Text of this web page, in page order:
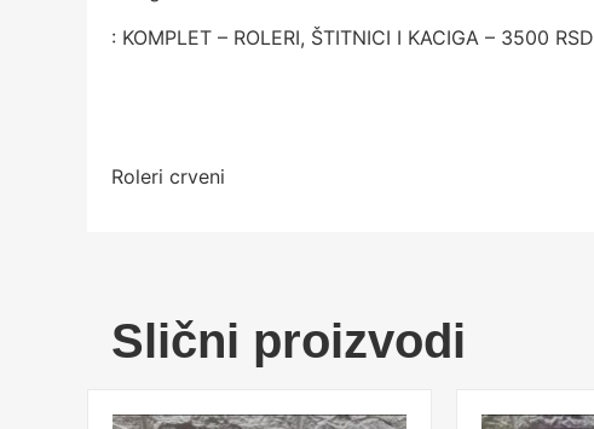
: KOMPLET – ROLERI, ŠTITNICI I KACIGA – 3500 RSD
Roleri crveni
Slični proizvodi